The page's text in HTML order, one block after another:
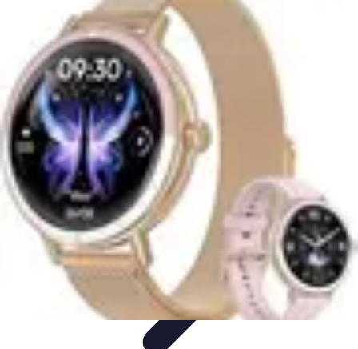
Courses Rapides
EntraînementAnalyse de Performance
Optimisation des
PerformancesPerformanceConseils Entraînement
Courses Rapides